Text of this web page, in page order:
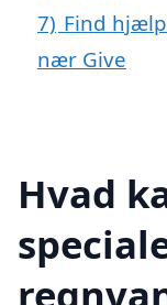
7) Find
nær Give
Hvad